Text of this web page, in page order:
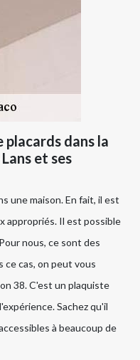
dans la
et ses
une maison. En fait, il est
appropriés. Il est possible
nous, ce sont des
cas, on peut vous
38. C'est un plaquiste
Sachez qu'il
à beaucoup de